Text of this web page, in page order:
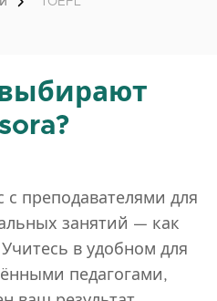
с преподавателями для
занятий — как
в удобном для
педагогами,